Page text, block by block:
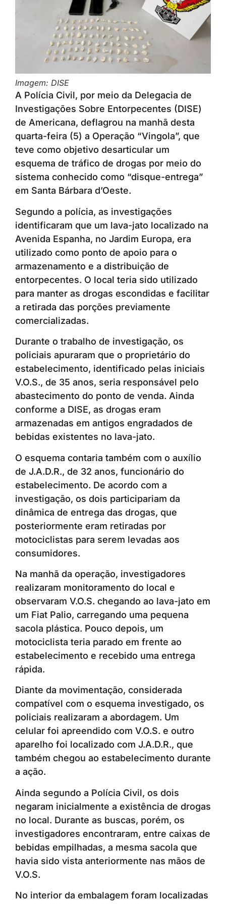
Imagem: DISE
A Polícia Civil, por meio da Delegacia de
Investigações Sobre Entorpecentes (DISE)
de Americana, deflagrou na manhã desta
quarta-feira (5) a Operação “Vingola”, que
teve como objetivo desarticular um
esquema de tráfico de drogas por meio do
sistema conhecido como “disque-entrega”
em Santa Bárbara d’Oeste.
Segundo a polícia, as investigações
identificaram que um lava-jato localizado na
Avenida Espanha, no Jardim Europa, era
utilizado como ponto de apoio para o
armazenamento e a distribuição de
entorpecentes. O local teria sido utilizado
para manter as drogas escondidas e facilitar
a retirada das porções previamente
comercializadas.
Durante o trabalho de investigação, os
policiais apuraram que o proprietário do
estabelecimento, identificado pelas iniciais
V.O.S., de 35 anos, seria responsável pelo
abastecimento do ponto de venda. Ainda
conforme a DISE, as drogas eram
armazenadas em antigos engradados de
bebidas existentes no lava-jato.
O esquema contaria também com o auxílio
de J.A.D.R., de 32 anos, funcionário do
estabelecimento. De acordo com a
investigação, os dois participariam da
dinâmica de entrega das drogas, que
posteriormente eram retiradas por
motociclistas para serem levadas aos
consumidores.
Na manhã da operação, investigadores
realizaram monitoramento do local e
observaram V.O.S. chegando ao lava-jato em
um Fiat Palio, carregando uma pequena
sacola plástica. Pouco depois, um
motociclista teria parado em frente ao
estabelecimento e recebido uma entrega
rápida.
Diante da movimentação, considerada
compatível com o esquema investigado, os
policiais realizaram a abordagem. Um
celular foi apreendido com V.O.S. e outro
aparelho foi localizado com J.A.D.R., que
também chegou ao estabelecimento durante
a ação.
Ainda segundo a Polícia Civil, os dois
negaram inicialmente a existência de drogas
no local. Durante as buscas, porém, os
investigadores encontraram, entre caixas de
bebidas empilhadas, a mesma sacola que
havia sido vista anteriormente nas mãos de
V.O.S.
No interior da embalagem foram localizadas